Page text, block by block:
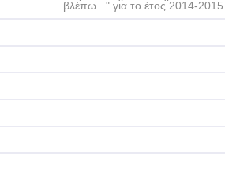
βλέπω..." για το έτος 2014-